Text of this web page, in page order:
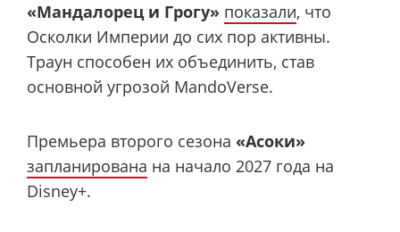
«Мандалорец и Грогу» показали, что
Осколки Империи до сих пор активны.
Траун способен их объединить, став
основной угрозой MandoVerse.
Премьера второго сезона «Асоки»
запланирована на начало 2027 года на
Disney+.